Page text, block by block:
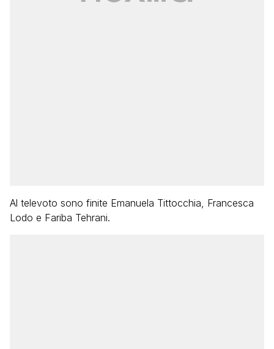
Al televoto sono finite Emanuela Tittocchia, Francesca
Lodo e Fariba Tehrani.